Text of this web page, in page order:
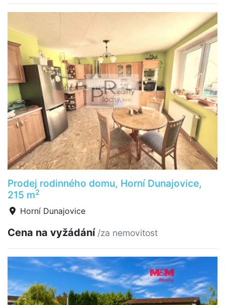
Prodej rodinného domu, Horní Dunajovice,
215 m2
Horní Dunajovice
Cena na vyžádání /za nemovitost